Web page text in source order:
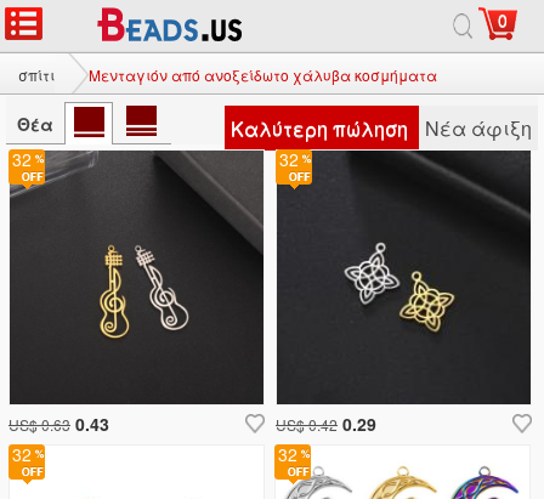
0
σπίτι Μενταγιόν από ανοξείδωτο χάλυβα κοσμήματα
Θέα Καλύτερη πώληση Νέα άφιξη
32
32
US$ 0.42 0.29
32
32
US$ 0.63 0.43